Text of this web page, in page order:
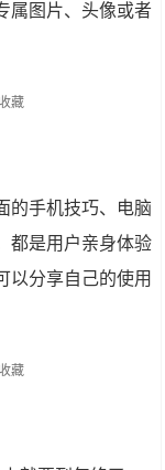
属图片、头像或者
的手机技巧、电脑
都是用户亲身体验
以分享自己的使用